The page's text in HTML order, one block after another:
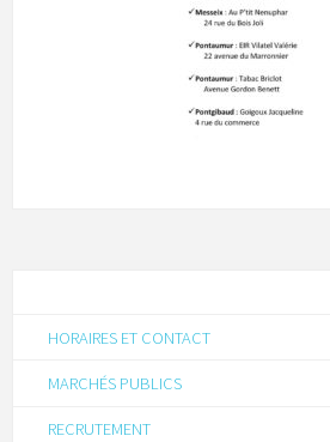
HORAIRES ET CONTACT
MARCHÉS PUBLICS
RECRUTEMENT